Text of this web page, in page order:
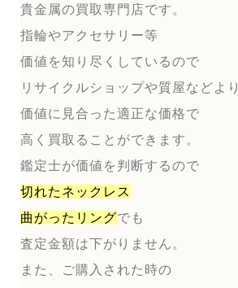
貴金属の買取専門店です。
指輪やアクセサリー等
価値を知り尽くしているので
リサイクルショップや質屋などより
価値に見合った適正な価格で
高く買取ることができます。
鑑定士が価値を判断するので
切れたネックレス
曲がったリングでも
査定金額は下がりません。
また、ご購入された時の